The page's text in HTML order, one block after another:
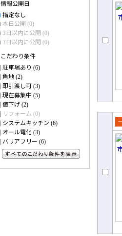
情報公開日
指定なし
本日公開 (0)
3日以内に公開 (0)
7日以内に公開 (0)
こだわり条件
駐車場あり (6)
角地 (2)
即引渡し可 (3)
現在募集中 (5)
値下げ (2)
リフォーム (0)
システムキッチン (6)
オール電化 (3)
バリアフリー (6)
て
て